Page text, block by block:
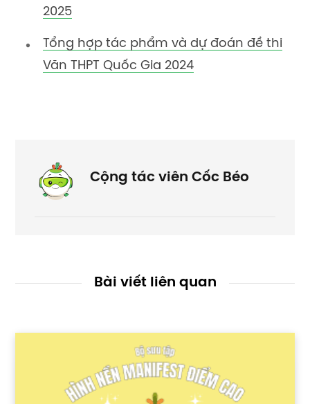
2025
Tổng hợp tác phẩm và dự đoán đề thi
Văn THPT Quốc Gia 2024
Cộng tác viên Cốc Béo
Bài viết liên quan